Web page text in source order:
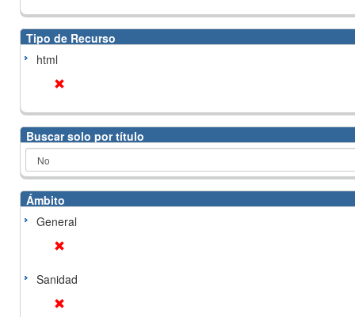
Tipo de Recurso
html
Buscar solo por título
Ámbito
General
Sanidad